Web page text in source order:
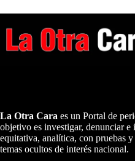
La Otra Cara es un Portal de
objetivo es investigar, denunciar e
equitativa, analítica, con pruebas
temas ocultos de interés nacional.